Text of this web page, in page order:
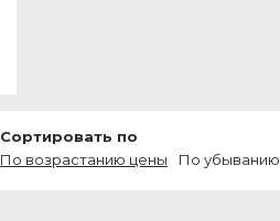
Сортировать по
По возрастанию цены
По